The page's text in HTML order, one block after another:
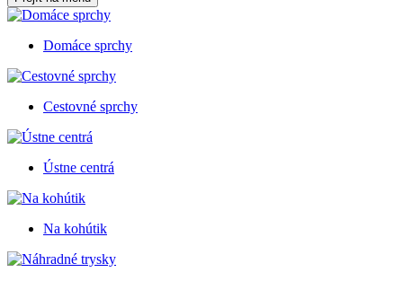
Domáce sprchy
Cestovné sprchy
Ústne centrá
Na kohútik